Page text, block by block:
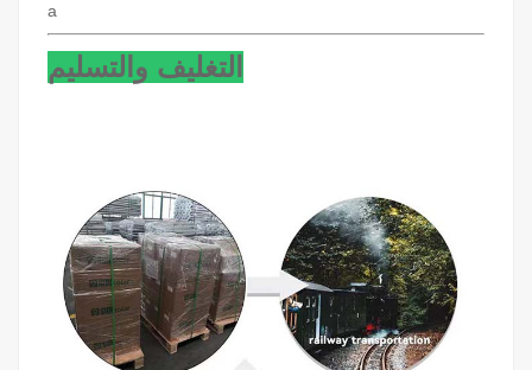
a
التغليف والتسليم